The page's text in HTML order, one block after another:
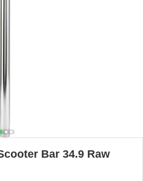
Bar 34.9 Raw